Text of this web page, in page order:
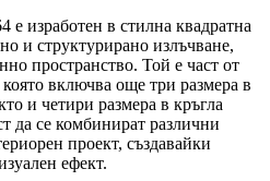
изработен в стилна квадратна
и структурирано излъчване,
пространство. Той е част от
включва още три размера в
и четири размера в кръгла
да се комбинират различни
проект, създавайки
ефект.